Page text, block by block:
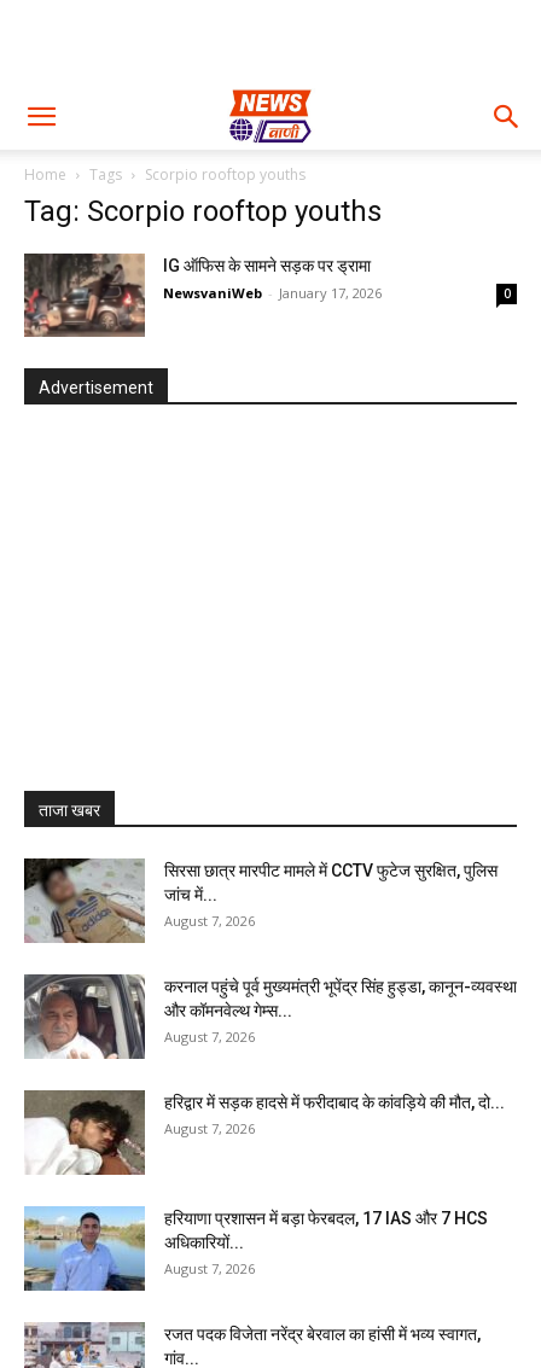
Home Tags Scorpio rooftop youths
Tag: Scorpio rooftop youths
IG ऑफिस के सामने सड़क पर ड्रामा
NewsvaniWeb - January 17, 2026 0
Advertisement
ताजा खबर
सिरसा छात्र मारपीट मामले में CCTV फुटेज सुरक्षित, पुलिस
जांच में...
August 7, 2026
करनाल पहुंचे पूर्व मुख्यमंत्री भूपेंद्र सिंह हुड्डा, कानून-व्यवस्था
और कॉमनवेल्थ गेम्स...
August 7, 2026
हरिद्वार में सड़क हादसे में फरीदाबाद के कांवड़िये की मौत, दो...
August 7, 2026
हरियाणा प्रशासन में बड़ा फेरबदल, 17 IAS और 7 HCS
अधिकारियों...
August 7, 2026
रजत पदक विजेता नरेंद्र बेरवाल का हांसी में भव्य स्वागत,
गांव...